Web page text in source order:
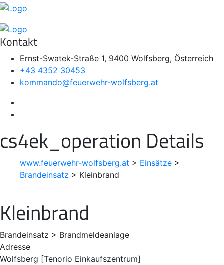
Kontakt
Ernst-Swatek-Straße 1, 9400 Wolfsberg, Österreich
+43 4352 30453
kommando@feuerwehr-wolfsberg.at
cs4ek_operation Details
www.feuerwehr-wolfsberg.at > Einsätze >
Brandeinsatz > Kleinbrand
Kleinbrand
Brandeinsatz > Brandmeldeanlage
Adresse
Wolfsberg [Tenorio Einkaufszentrum]